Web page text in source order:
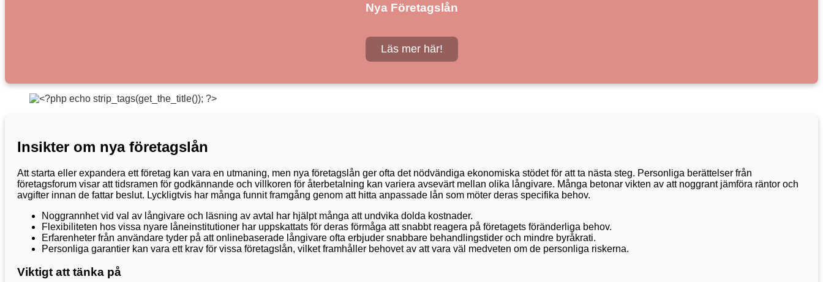
Nya Företagslån
Läs mer här!
Insikter om nya företagslån
Att starta eller expandera ett företag kan vara en utmaning, men nya företagslån ger ofta det nödvändiga ekonomiska stödet för att ta nästa steg. Personliga berättelser från
företagsforum visar att tidsramen för godkännande och villkoren för återbetalning kan variera avsevärt mellan olika långivare. Många betonar vikten av att noggrant jämföra räntor och
avgifter innan de fattar beslut. Lyckligtvis har många funnit framgång genom att hitta anpassade lån som möter deras specifika behov.
Noggrannhet vid val av långivare och läsning av avtal har hjälpt många att undvika dolda kostnader.
Flexibiliteten hos vissa nyare låneinstitutioner har uppskattats för deras förmåga att snabbt reagera på företagets föränderliga behov.
Erfarenheter från användare tyder på att onlinebaserade långivare ofta erbjuder snabbare behandlingstider och mindre byråkrati.
Personliga garantier kan vara ett krav för vissa företagslån, vilket framhåller behovet av att vara väl medveten om de personliga riskerna.
Viktigt att tänka på